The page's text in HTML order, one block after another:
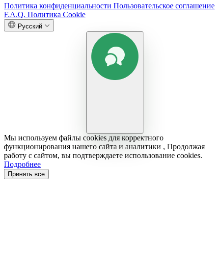
Политика конфиденциальности Пользовательское соглашение
F.A.Q. Политика Cookie
Русский
Мы используем файлы cookies для корректного
функционирования нашего сайта и аналитики , Продолжая
работу с сайтом, вы подтверждаете использование cookies.
Подробнее
Принять все